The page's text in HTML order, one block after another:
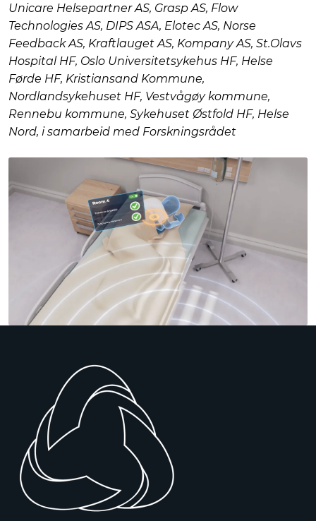
Unicare Helsepartner AS, Grasp AS, Flow
Technologies AS, DIPS ASA, Elotec AS, Norse
Feedback AS, Kraftlauget AS, Kompany AS, St.Olavs
Hospital HF, Oslo Universitetsykehus HF, Helse
Førde HF, Kristiansand Kommune,
Nordlandsykehuset HF, Vestvågøy kommune,
Rennebu kommune, Sykehuset Østfold HF, Helse
Nord, i samarbeid med Forskningsrådet